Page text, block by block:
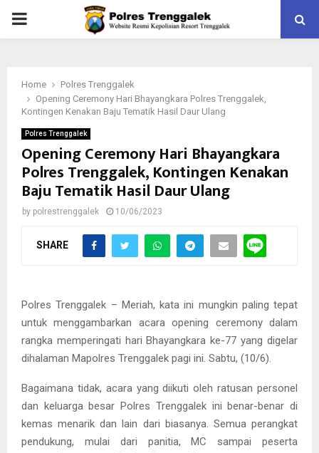
PRIMARY
Home
Polres Trenggalek
Opening Ceremony Hari Bhayangkara Polres Trenggalek,
Kontingen Kenakan Baju Tematik Hasil Daur Ulang
Polres Trenggalek
Opening Ceremony Hari Bhayangkara
Polres Trenggalek, Kontingen Kenakan
Baju Tematik Hasil Daur Ulang
by polrestrenggalek 10/06/2023
SHARE
Polres Trenggalek – Meriah, kata ini mungkin paling tepat
untuk menggambarkan acara opening ceremony dalam
rangka memperingati hari Bhayangkara ke-77 yang digelar
dihalaman Mapolres Trenggalek pagi ini. Sabtu, (10/6).
Bagaimana tidak, acara yang diikuti oleh ratusan personel
dan keluarga besar Polres Trenggalek ini benar-benar di
kemas menarik dan lain dari biasanya. Semua perangkat
pendukung, mulai dari panitia, MC sampai peserta